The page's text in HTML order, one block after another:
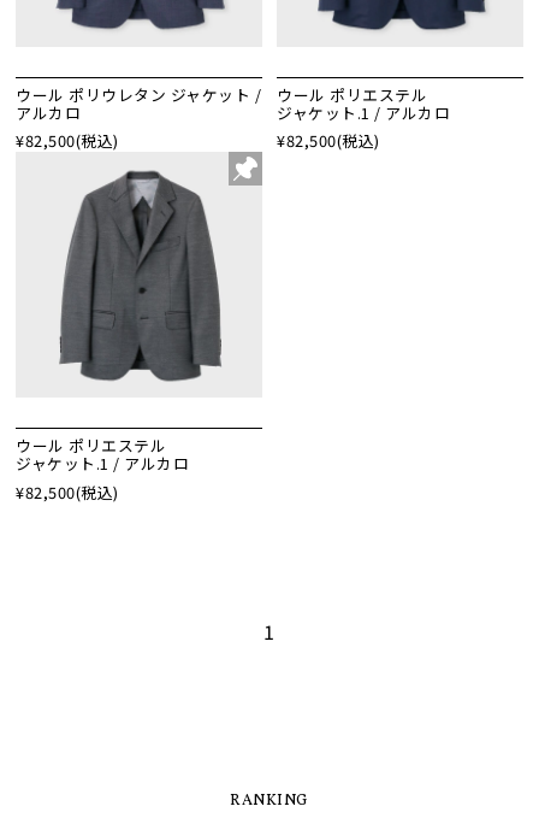
ウール ポリウレタン ジャケット /
アルカロ
¥82,500(税込)
ウール ポリエステル
ジャケット.1 / アルカロ
¥82,500(税込)
ウール ポリエステル
ジャケット.1 / アルカロ
¥82,500(税込)
1
RANKING